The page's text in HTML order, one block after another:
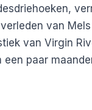
van
van Virgin
een paar